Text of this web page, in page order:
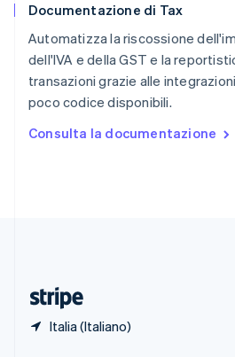
Documentazione di Tax
Automatizza la riscossione
dell'IVA e della GST e la
transazioni grazie alle
poco codice disponibili.
Consulta la documentazione
Italia (Italiano)
Slovacchia
English
Slovenia
Spagna
EspañolEnglish
English Español简体中文